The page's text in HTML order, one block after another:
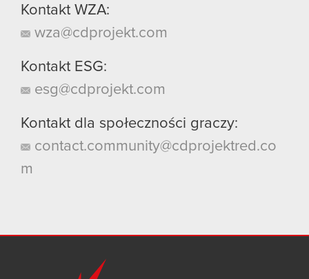
Kontakt WZA:
wza@cdprojekt.com
Kontakt ESG:
esg@cdprojekt.com
Kontakt dla społeczności graczy:
contact.community@cdprojektred.co
m